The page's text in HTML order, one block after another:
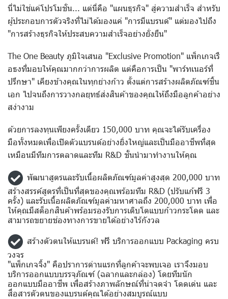
นี่ไม่ใช่แค่โปรโมชั่น... แต่นี่คือ "แผนธุรกิจ" สู่ความสำเร็จ สำหรับ
ผู้ประกอบการตัวจริงที่ไม่ได้มองแค่ "การมีแบรนด์" แต่มองไปถึง
"การสร้างธุรกิจให้ประสบความสำเร็จอย่างยั่งยืน"
The One Beauty ภูมิใจเสนอ "Exclusive Promotion" แพ็กเกจเรื
อธงที่มอบให้คุณมากกว่าการผลิต แต่คือการเป็น "พาร์ทเนอร์ที่
ปรึกษา" เคียงข้างคุณในทุกย่างก้าว ตั้งแต่การสร้างผลิตภัณฑ์ชิ้น
เอก ไปจนถึงการวางกลยุทธ์ส่งสินค้าของคุณให้ถึงมือลูกค้าอย่าง
สง่างาม
ด้วยการลงทุนเพียงครั้งเดียว 150,000 บาท คุณจะได้รับเครื่อง
มือทั้งหมดเพื่อเปิดตัวแบรนด์อย่างยิ่งใหญ่และเป็นมืออาชีพที่สุด
เหมือนมีทีมการตลาดและทีม R&D ชั้นนำมาทำงานให้คุณ
พัฒนาสูตรและรับเนื้อผลิตภัณฑ์มูลค่าสูงสุด 200,000 บาท
สร้างสรรค์สูตรที่เป็นที่สุดของคุณพร้อมทีม R&D (ปรับแก้ฟรี 3
ครั้ง) และรับเนื้อผลิตภัณฑ์มูลค่ามหาศาลถึง 200,000 บาท เพื่อ
ให้คุณมีสต็อกสินค้าพร้อมรองรับการเติบโตแบบก้าวกระโดด และ
สามารถขยายช่องทางการขายได้อย่างไร้กังวล
สร้างตัวตนให้แบรนด์! ฟรี บริการออกแบบ Packaging ครบ
วงจร
"แพ็กเกจจิ้ง" คือปราการด่านแรกที่ลูกค้าจะพบเจอ เราจึงมอบ
บริการออกแบบบรรจุภัณฑ์ (ฉลากและกล่อง) โดยทีมนัก
ออกแบบมืออาชีพ เพื่อสร้างภาพลักษณ์ที่น่าจดจำ โดดเด่น และ
สื่อสารตัวตนของแบรนด์คุณได้อย่างสมบูรณ์แบบ